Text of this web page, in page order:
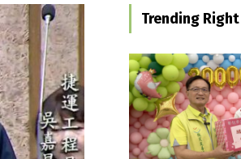
Trending